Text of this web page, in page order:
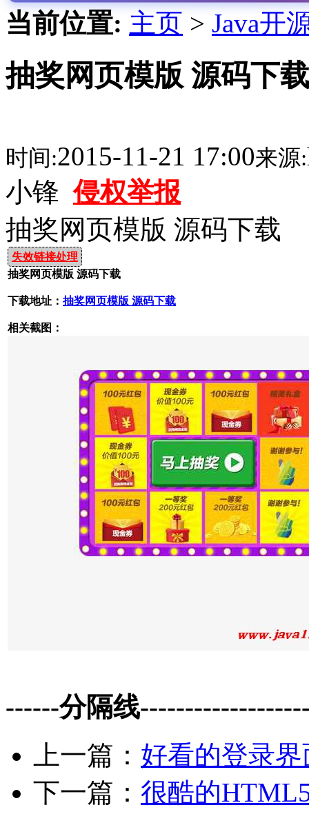
当前位置: 主页 > Java开
抽奖网页模版 源码下载
时间:2015-11-21 17:00来源:
小锋侵权举报
抽奖网页模版 源码下载
失效链接处理
抽奖网页模版 源码下载
下载地址： 抽奖网页模版 源码下载
相关截图：
------分隔线
上一篇： 好看的登录
下一篇： 很酷的